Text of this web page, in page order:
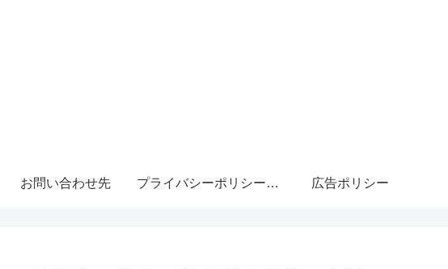
お問い合わせ先 プライバシーポリシー・免責事項 広告ポリシー